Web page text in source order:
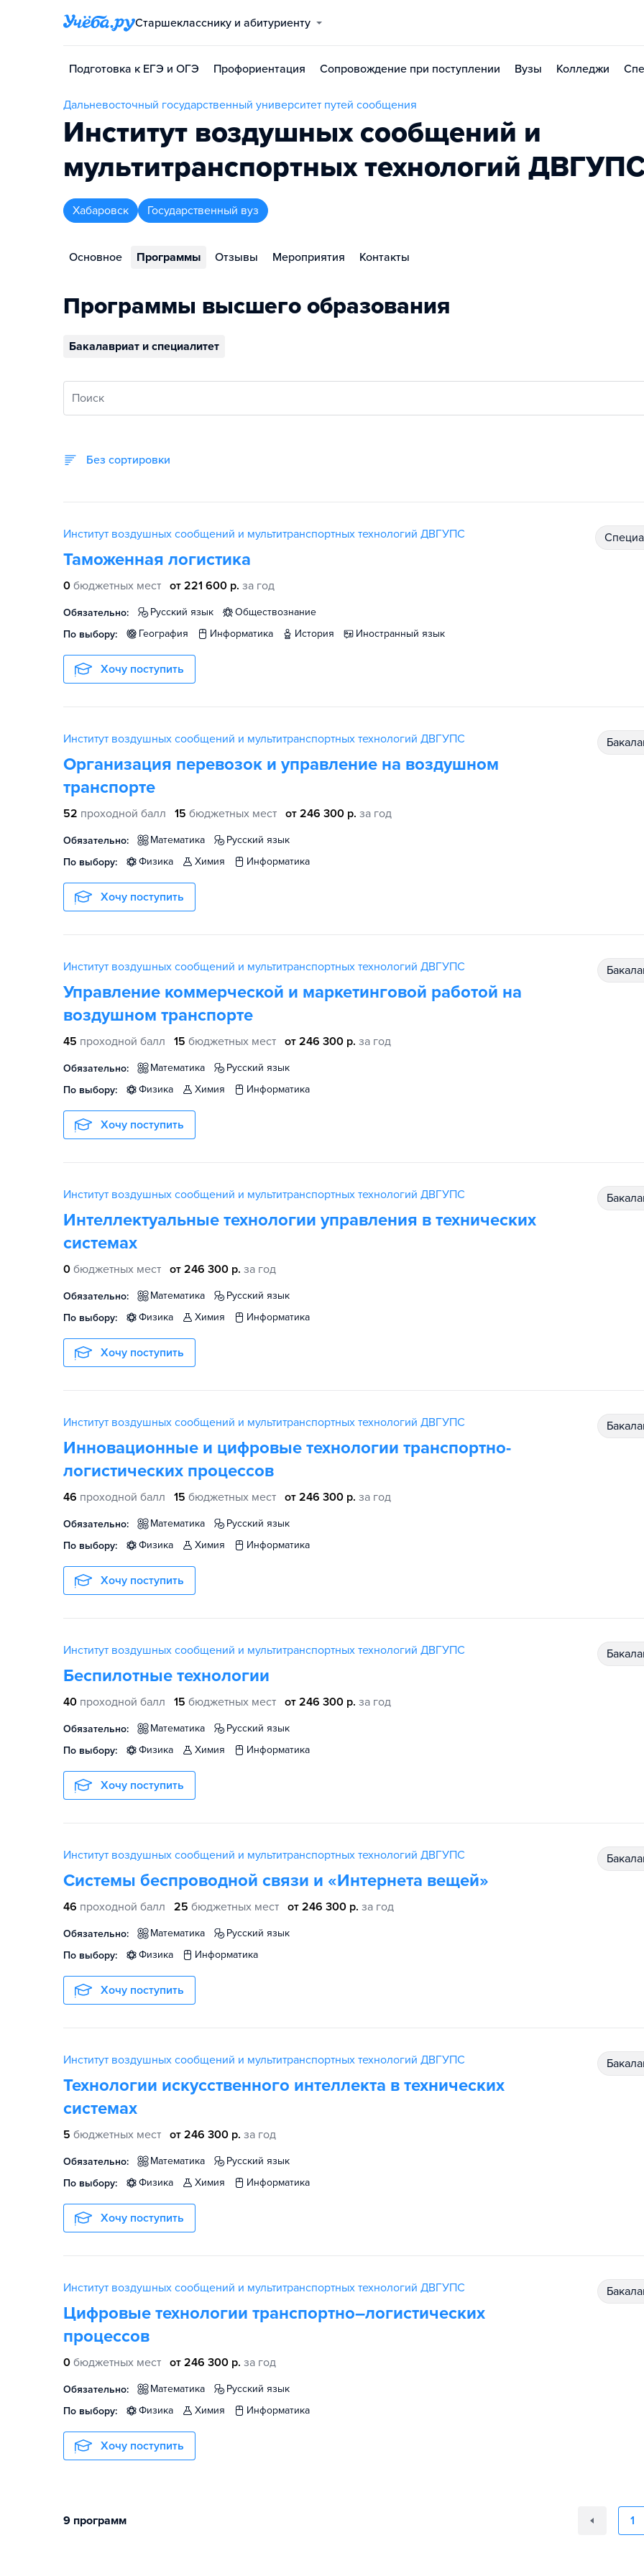
Старшекласснику и абитуриенту
Подготовка к ЕГЭ и ОГЭ Профориентация Сопровождение при поступлении Вузы Колледжи
Дальневосточный государственный университет путей сообщения
Институт воздушных сообщений и
мультитранспортных технологий
Хабаровск Государственный вуз
Основное Программы Отзывы Мероприятия Контакты
Программы высшего образования
Бакалавриат и специалитет
Поиск
Без сортировки
Институт воздушных сообщений и мультитранспортных технологий ДВГУПС
Таможенная логистика
0 бюджетных мест от 221 600 р. за год
Обязательно: русский язык
обществознание
По выбору:
география информатика история иностранный язык
Хочу поступить
Институт воздушных сообщений и мультитранспортных технологий ДВГУПС
Организация перевозок и управление на воздушном
транспорте
52 проходной балл 15 бюджетных мест от 246 300 р. за год
Обязательно: математика
русский язык
По выбору:
физика химия информатика
Хочу поступить
Институт воздушных сообщений и мультитранспортных технологий ДВГУПС
Управление коммерческой и маркетинговой работой на
воздушном транспорте
45 проходной балл 15 бюджетных мест от 246 300 р. за год
Обязательно: математика
русский язык
По выбору:
физика химия информатика
Хочу поступить
Институт воздушных сообщений и мультитранспортных технологий ДВГУПС
Интеллектуальные технологии управления в технических
системах
0 бюджетных мест от 246 300 р. за год
Обязательно: математика
русский язык
По выбору:
физика химия информатика
Хочу поступить
Институт воздушных сообщений и мультитранспортных технологий ДВГУПС
Инновационные и цифровые технологии транспортно-
логистических процессов
46 проходной балл 15 бюджетных мест от 246 300 р. за год
Обязательно: математика
русский язык
По выбору:
физика химия информатика
Хочу поступить
Институт воздушных сообщений и мультитранспортных технологий ДВГУПС
Беспилотные технологии
40 проходной балл 15 бюджетных мест от 246 300 р. за год
Обязательно: математика
русский язык
По выбору:
физика химия информатика
Хочу поступить
Институт воздушных сообщений и мультитранспортных технологий ДВГУПС
Системы беспроводной связи и «Интернета вещей»
46 проходной балл 25 бюджетных мест от 246 300 р. за год
Обязательно: математика
русский язык
По выбору:
физика информатика
Хочу поступить
Институт воздушных сообщений и мультитранспортных технологий ДВГУПС
Технологии искусственного интеллекта в технических
системах
5 бюджетных мест от 246 300 р. за год
Обязательно: математика
русский язык
По выбору:
физика химия информатика
Хочу поступить
Институт воздушных сообщений и мультитранспортных технологий ДВГУПС
Цифровые технологии транспортно–логистических
процессов
0 бюджетных мест от 246 300 р. за год
Обязательно: математика
русский язык
По выбору:
физика химия информатика
Хочу поступить
9 программ 1